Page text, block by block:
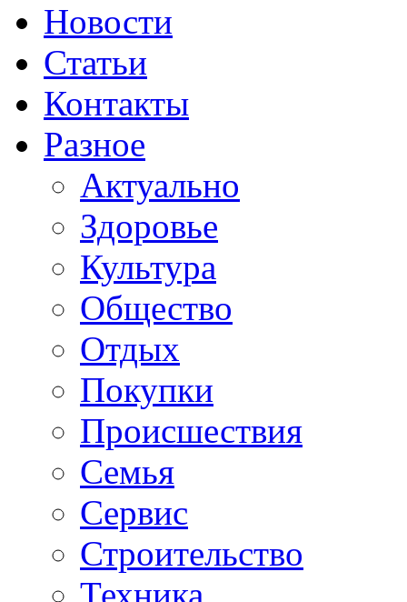
Новости
Статьи
Контакты
Разное
Актуально
Здоровье
Культура
Общество
Отдых
Покупки
Происшествия
Семья
Сервис
Строительство
Техника